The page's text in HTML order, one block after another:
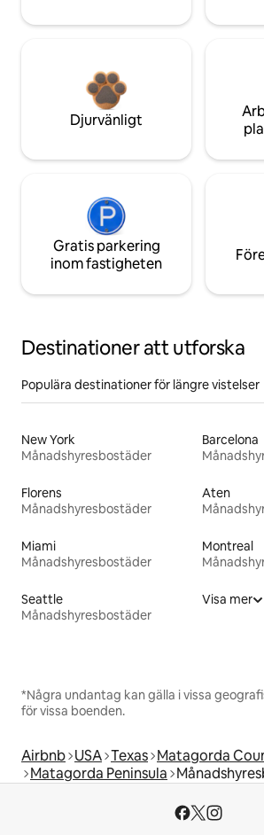
Djurvänligt
Gratis parkering
inom fastigheten
Destinationer att utforska
Populära destinationer för längre vistelser
New York
Månadshyresbostäder
Barcelona
Florens
Månadshyresbostäder
Aten
Miami
Månadshyresbostäder
Montreal
Seattle
Månadshyresbostäder
Visa mer
*Några undantag kan gälla i vissa
för vissa boenden.
Airbnb USA Texas Matagorda
Matagorda Peninsula